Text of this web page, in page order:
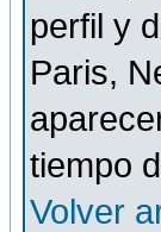
perfil y
Paris,
tiempo
Volver